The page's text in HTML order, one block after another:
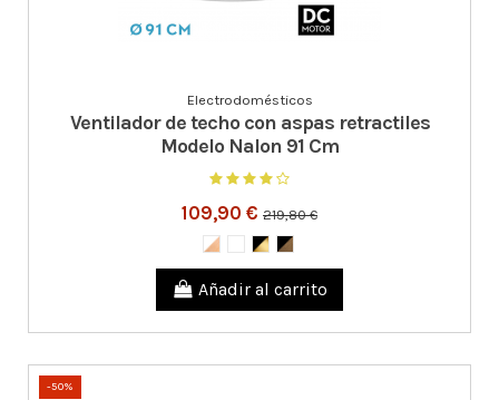
Electrodomésticos
Ventilador de techo con aspas retractiles
Modelo Nalon 91 Cm
109,90 € 219,80 €
Añadir al carrito
-50%